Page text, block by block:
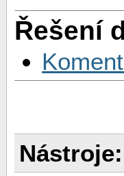
Řešení
Nástroje: